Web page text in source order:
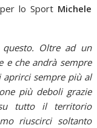
lo Sport Michele
questo. Oltre ad un
e che andrà sempre
sempre più al
più deboli grazie
tutto il territorio
riuscirci soltanto